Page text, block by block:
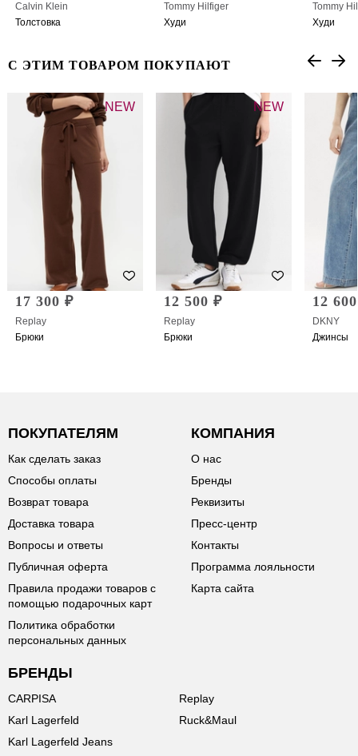
Calvin Klein
Толстовка
Tommy Hilfiger
Худи
Tommy
Худи
С ЭТИМ ТОВАРОМ ПОКУПАЮТ
NEW
17 300 ₽
Replay
Брюки
NEW
12 500 ₽
Replay
Брюки
12
DKNY
Джинсы
ПОКУПАТЕЛЯМ
Как сделать заказ
Способы оплаты
Возврат товара
Доставка товара
Вопросы и ответы
Публичная оферта
Правила продажи товаров с
помощью подарочных карт
Политика обработки
персональных данных
КОМПАНИЯ
О нас
Бренды
Реквизиты
Пресс-центр
Контакты
Программа лояльности
Карта сайта
БРЕНДЫ
CARPISA
Karl Lagerfeld
Karl Lagerfeld Jeans
Replay
Ruck&Maul